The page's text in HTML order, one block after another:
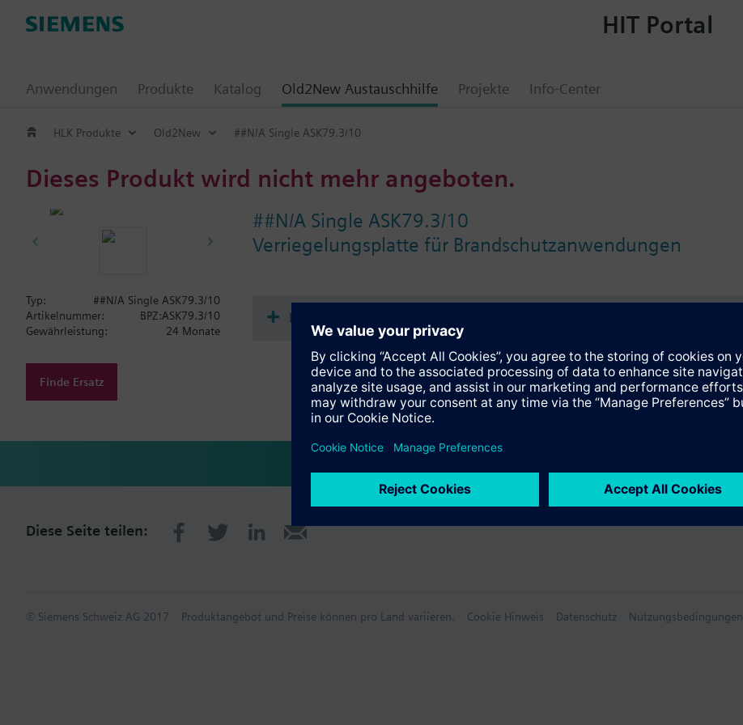
Anwendungen Produkte Katalog Old2New Austauschhilfe Projekte Info-Center
HIT Portal
HLK Produkte Old2New ##N/A Single ASK79.3/10
Dieses Produkt wird nicht mehr angeboten.
##N/A Single ASK79.3/10
Verriegelungsplatte für Brandschutzanwendungen
Typ:
##N/A Single ASK79.3/10
Artikelnummer:
BPZ:ASK79.3/10
Gewährleistung:
24 Monate
Finde Ersatz
Dokumente
Diese Seite teilen:
© Siemens Schweiz AG 2017 Produktangebot und Preise können pro Land variieren. Cookie Hinweis Datenschutz Nutzungsbedingungen